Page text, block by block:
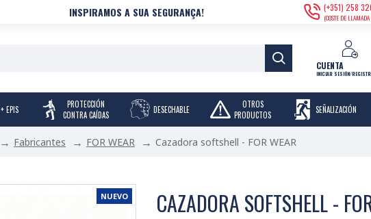
INSPIRAMOS A SUA SEGURANÇA! (+351) 258
(COSTE DE
CUENTA
INICIAR SESIÓN/
+ EPIS
PROTECCIÓN
CONTRA CAÍDAS
DESECHABLE
OTROS
PRODUCTOS
SEÑALIZACIÓN
Fabricantes FOR WEAR Cazadora softshell - FOR WEAR
NUEVO CAZADORA SOFTSHELL -